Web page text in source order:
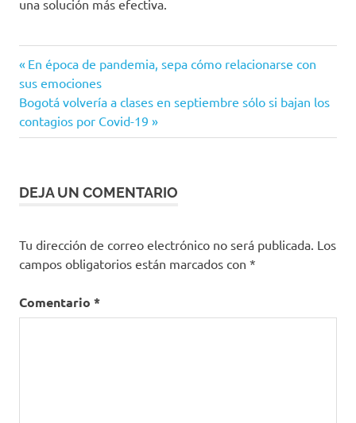
una solución más efectiva.
COVID-
19
Italia
Recuperación
Navegación
de
entradas
Entrada
anterior:
En época de pandemia, sepa cómo relacionarse con
sus emociones
Siguiente
entrada:
Bogotá volvería a clases en septiembre sólo si bajan los
contagios por Covid-19
DEJA UN COMENTARIO
Tu dirección de correo electrónico no será publicada. Los
campos obligatorios están marcados con *
Comentario *